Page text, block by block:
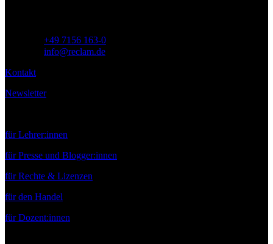
+49 7156 163-0
info@reclam.de
Kontakt
Newsletter
für Lehrer:innen
für Presse und Blogger:innen
für Rechte & Lizenzen
für den Handel
für Dozent:innen